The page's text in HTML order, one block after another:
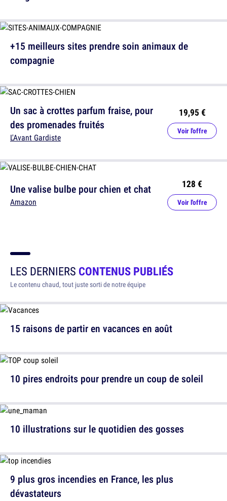
+15 meilleurs sites prendre soin animaux de
compagnie
Une valise bulbe pour chien et chat
Amazon
128 €
Voir l'offre
Un sac à crottes parfum fraise, pour
des promenades fruités
L'Avant Gardiste
19,95 €
Voir l'offre
LES DERNIERS CONTENUS PUBLIÉS
Le contenu chaud, tout juste sorti de notre équipe
15 raisons de partir en vacances en août
10 illustrations sur le quotidien des gosses
10 pires endroits pour prendre un coup de soleil
9 plus gros incendies en France, les plus
dévastateurs